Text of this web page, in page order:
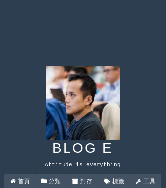
BLOG E
Attitude is everything
首頁 分類 封存 標籤
工具